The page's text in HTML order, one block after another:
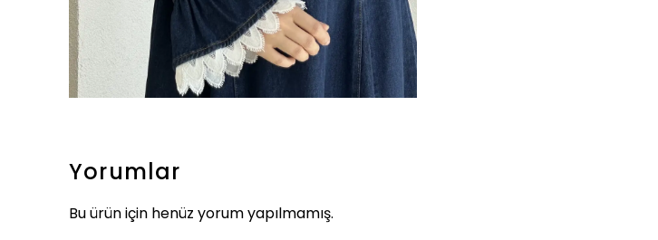
Yorumlar
Bu ürün için henüz yorum yapılmamış.